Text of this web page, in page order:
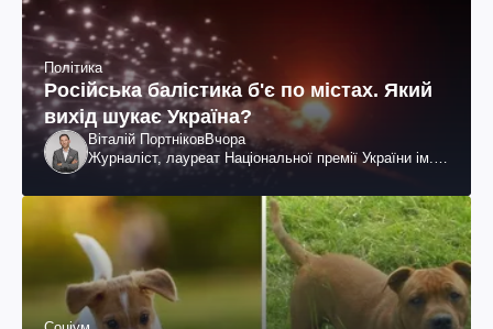
Політика
Російська балістика б'є по містах. Який
вихід шукає Україна?
Віталій ПортніковВчора
Журналіст, лауреат Національної премії України ім.